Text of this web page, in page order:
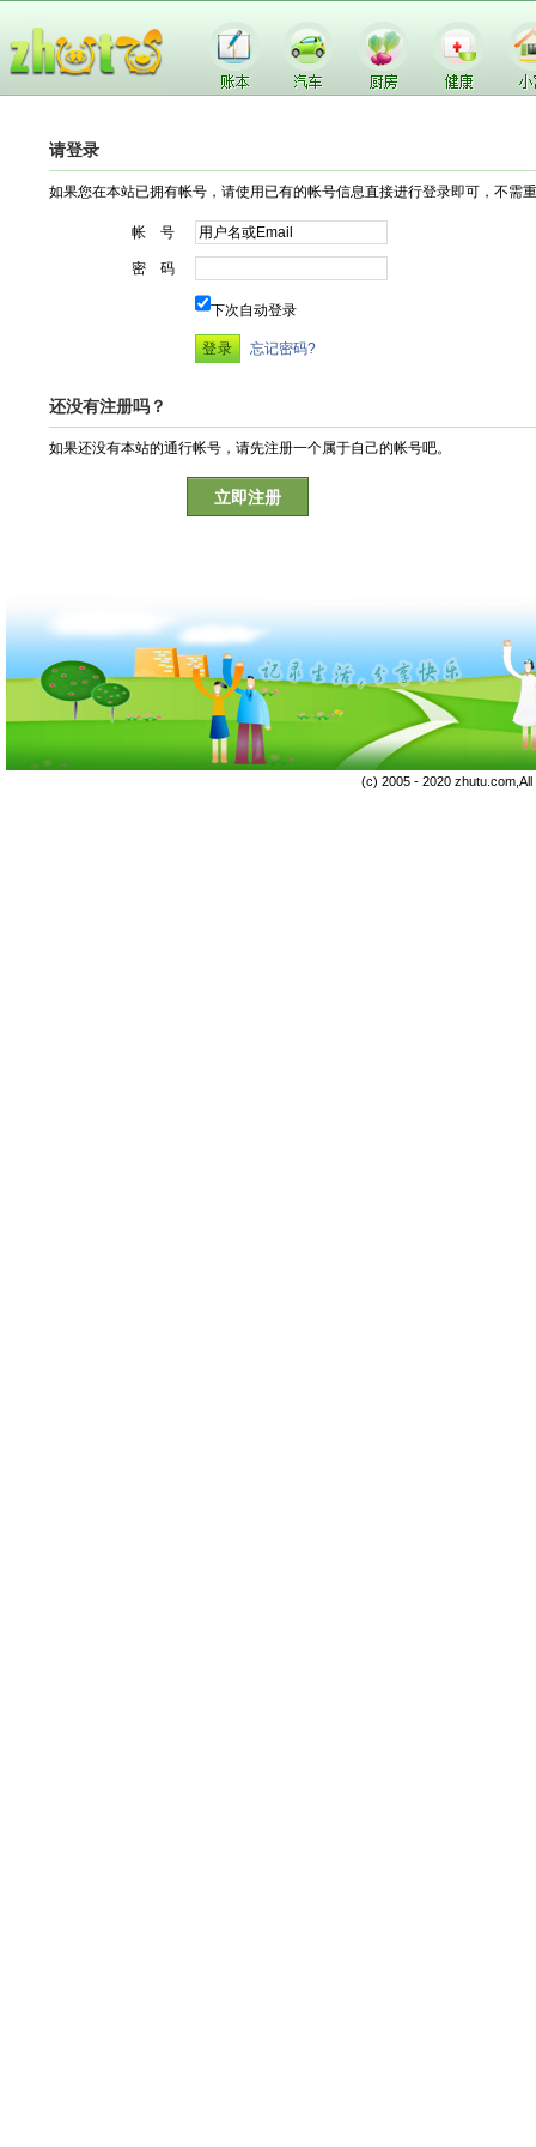
请登录
如果您在本站已拥有帐号，请使用已有的帐号信息直接进行登录即可，不需
帐 号
密 码
下次自动登录
忘记密码?
还没有注册吗？
如果还没有本站的通行帐号，请先注册一个属于自己的帐号吧。
立即注册
(c) 2005 - 2020